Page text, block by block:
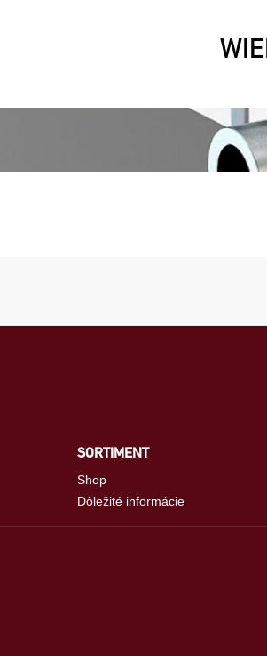
SORTIMENT
Shop
Dôležité informácie